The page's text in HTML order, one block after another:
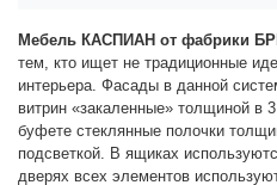
Мебель КАСПИАН от фабрики
тем, кто ищет не традиционные
интерьера. Фасады в данной
витрин «закаленные» толщиной в
буфете стеклянные полочки
подсветкой. В ящиках
дверях всех элементов